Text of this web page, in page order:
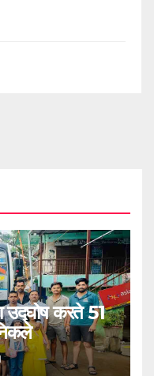
उद्घोष करते 51